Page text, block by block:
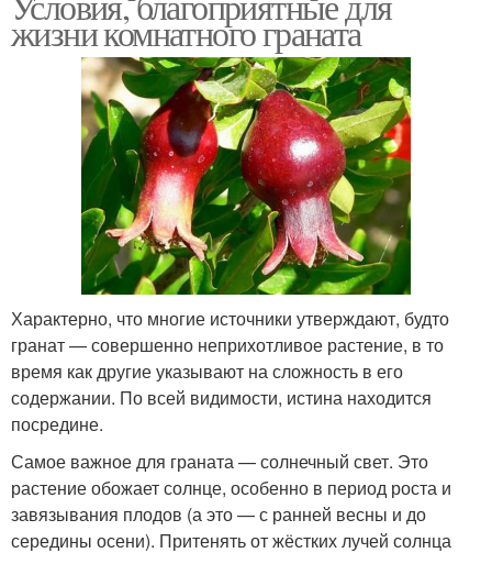
жизни комнатного граната
Характерно, что многие источники утверждают, будто
гранат — совершенно неприхотливое растение, в то
время как другие указывают на сложность в его
содержании. По всей видимости, истина находится
посредине.
Самое важное для граната — солнечный свет. Это
растение обожает солнце, особенно в период роста и
завязывания плодов (а это — с ранней весны и до
середины осени). Притенять от жёстких лучей солнца